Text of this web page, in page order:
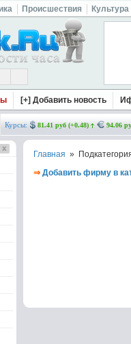
Происшествия Культура
[+] Добавить новость
Курсы: 81.41 руб (+0.48) 94.06
Главная »
⇒ Добавить фирму в